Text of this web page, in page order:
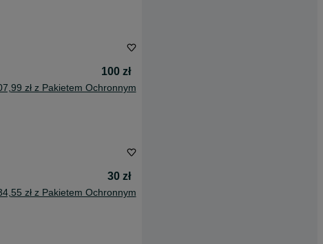
100 zł
zł z Pakietem Ochronnym
30 zł
zł z Pakietem Ochronnym